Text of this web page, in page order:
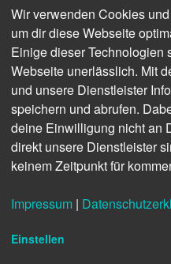
Wir verwenden Cookies
um dir diese Webseite
Einige dieser Technologien
Webseite unerlässlich. Mit
und unsere Dienstleister
speichern und abrufen.
deine Einwilligung nicht an
direkt unsere Dienstleister
keinem Zeitpunkt für
Impressum |
Einstellen